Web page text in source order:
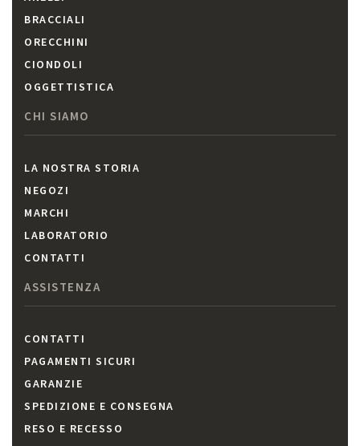
BRACCIALI
ORECCHINI
CIONDOLI
OGGETTISTICA
CHI SIAMO
LA NOSTRA STORIA
NEGOZI
MARCHI
LABORATORIO
CONTATTI
ASSISTENZA
CONTATTI
PAGAMENTI SICURI
GARANZIE
SPEDIZIONE E CONSEGNA
RESO E RECESSO